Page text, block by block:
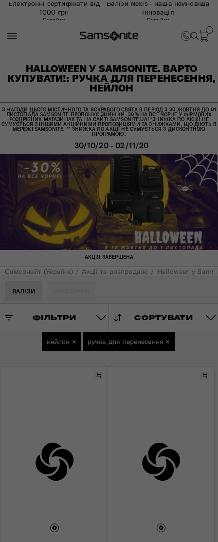
Електронні сертифікати від
1000 грн
Перейти
Валізи Nexis - наша найновіша
інновація
Перейти
HALLOWEEN У SAMSONITE. ВАРТО
КУПУВАТИ!: РУЧКА ДЛЯ ПЕРЕНЕСЕННЯ,
НЕЙЛОН
З НАГОДИ ЦЬОГО МІСТИЧНОГО ТА ЯСКРАВОГО СВЯТА В ПЕРІОД З 30 ЖОВТНЯ ДО 01
ЛИСТОПАДА SAMSONITE ПРОПОНУЄ ЗНИЖКИ -30% НА ВСЕ ЧОРНЕ У ФІРМОВИХ
РОЗДРІБНИХ МАГАЗИНАХ ТА НА САЙТІ SAMSONITE.UA! *ЗНИЖКА ПО АКЦІЇ НЕ
СУМУЄТЬСЯ З ІНШИМИ АКЦІЙНИМИ ПРОПОЗИЦІЯМИ ТА ЗНИЖКАМИ, ЩО ДІЮТЬ В
МЕРЕЖІ SAMSONITE. ** ЗНИЖКА ПО АКЦІЇ НЕ СУМУЄТЬСЯ З ДИСКОНТНОЮ
ПРОГРАМОЮ.
30/10/20 - 02/11/20
АКЦІЯ ЗАВЕРШЕНА
Самсонайт (Україна) Акції та розпродажі Halloween у
ВАЛІЗИ
ФІЛЬТРИ СОРТУВАТИ
нейлон × ручка для перенесення ×
Порівняти